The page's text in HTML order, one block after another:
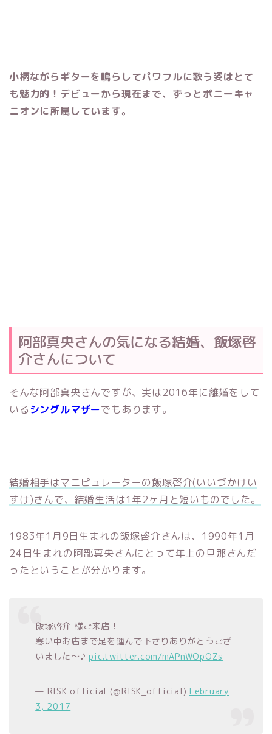
小柄ながらギターを鳴らしてパワフルに歌う姿はとて
も魅力的！デビューから現在まで、ずっとポニーキャ
ニオンに所属しています。
阿部真央さんの気になる結婚、飯塚啓
介さんについて
そんな阿部真央さんですが、実は2016年に離婚をして
いる シングルマザーでもあります。
結婚相手はマニピュレーターの飯塚啓介(いいづかけい
すけ)さんで、結婚生活は1年2ヶ月と短いものでした。
1983年1月9日生まれの飯塚啓介さんは、1990年1月
24日生まれの阿部真央さんにとって年上の旦那さんだ
ったということが分かります。
飯塚啓介 様ご来店！
寒い中お店まで足を運んで下さりありがとうござ
いました〜♪pic.twitter.com/mAPnWOpOZs
— RISK official (@RISK_official) February
3, 2017